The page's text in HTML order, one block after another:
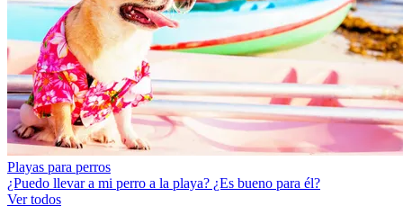
Playas para perros
¿Puedo llevar a mi perro a la playa? ¿Es bueno para él?
Ver todos